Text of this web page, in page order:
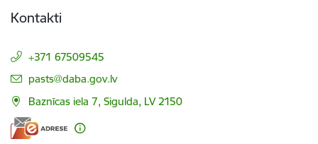
Kontakti
+371 67509545
E-pasts:
pasts@daba.gov.lv
Baznīcas iela 7, Sigulda, LV 2150